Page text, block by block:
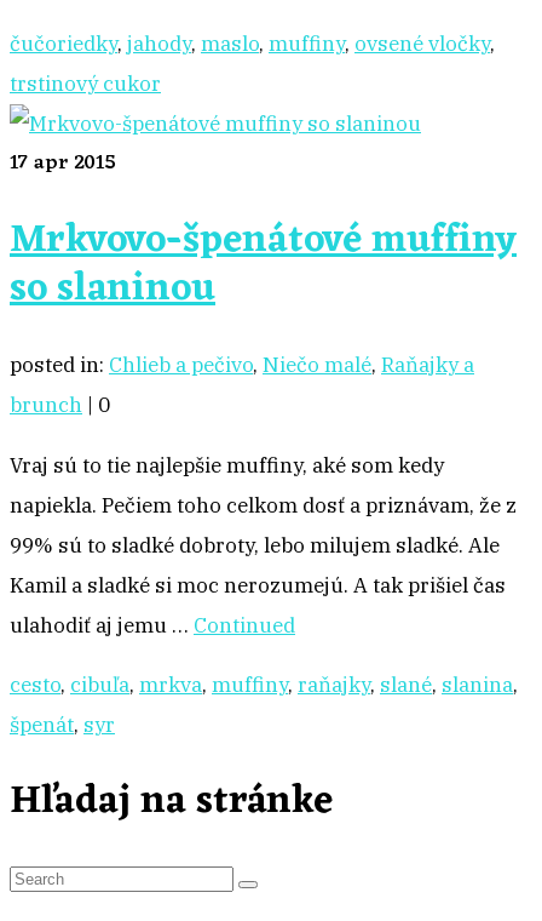
čučoriedky, jahody, maslo, muffiny, ovsené vločky,
trstinový cukor
17apr 2015
Mrkvovo-špenátové muffiny
so slaninou
posted in: Chlieb a pečivo, Niečo malé, Raňajky a
brunch | 0
Vraj sú to tie najlepšie muffiny, aké som kedy
napiekla. Pečiem toho celkom dosť a priznávam, že z
99% sú to sladké dobroty, lebo milujem sladké. Ale
Kamil a sladké si moc nerozumejú. A tak prišiel čas
ulahodiť aj jemu … Continued
cesto, cibuľa, mrkva, muffiny, raňajky, slané, slanina,
špenát, syr
Hľadaj na stránke
S